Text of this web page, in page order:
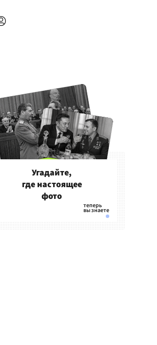
Угадайте,
где настоящее
фото